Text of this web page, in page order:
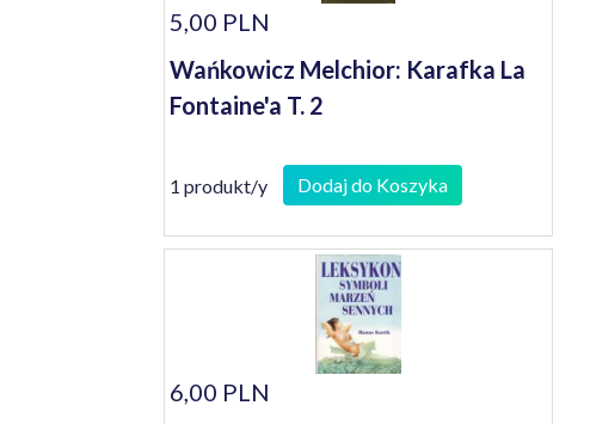
5,00 PLN
Wańkowicz Melchior: Karafka La
Fontaine'a T. 2
1 produkt/y Dodaj do Koszyka
6,00 PLN